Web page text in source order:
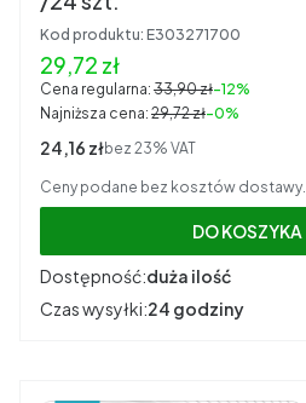
Kod produktu: E303271700
Cena promocyjna brutto
29,72 zł
Cena regularna: 33,90 zł-12%
Najniższa cena: 29,72 zł-0%
Cena netto
24,16 złbez 23% VAT
Ceny podane bez kosztów dostawy.
DO KOSZYKA
Dostępność:duża ilość
Czas wysyłki:24 godziny